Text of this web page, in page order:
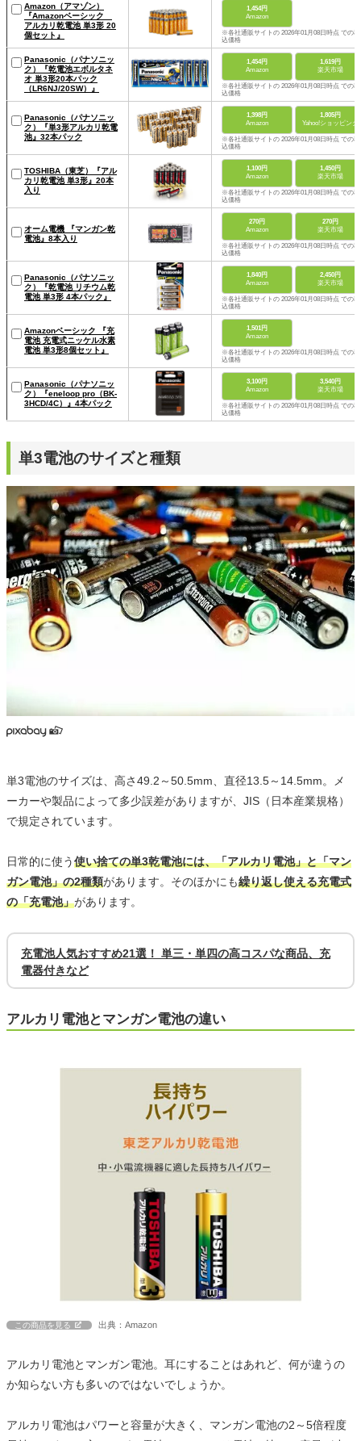
Amazon（アマゾン）
『Amazonベーシック
アルカリ乾電池 単3形 20
個セット』
1,454円
Amazon
※各社通販サイトの 2026年01月08日時点 での税
込価格
Panasonic（パナソニッ
ク）『乾電池エボルタネ
オ 単3形20本パック
（LR6NJ/20SW）』
1,454円
Amazon
1,619円
楽天市場
※各社通販サイトの 2026年01月08日時点 での税
込価格
Panasonic（パナソニッ
ク）『単3形アルカリ乾電
池』32本パック
1,398円
Amazon
1,805円
Yahoo!ショッピング
※各社通販サイトの 2026年01月08日時点 での税
込価格
TOSHIBA（東芝）『アル
カリ乾電池 単3形』20本
入り
1,100円
Amazon
1,450円
楽天市場
※各社通販サイトの 2026年01月08日時点 での税
込価格
オーム電機 『マンガン乾
電池』8本入り
270円
Amazon
270円
楽天市場
※各社通販サイトの 2026年01月08日時点 での税
込価格
Panasonic（パナソニッ
ク）『乾電池 リチウム乾
電池 単3形 4本パック』
1,840円
Amazon
2,450円
楽天市場
※各社通販サイトの 2026年01月08日時点 での税
込価格
Amazonベーシック 『充
電池 充電式ニッケル水素
電池 単3形8個セット』
1,501円
Amazon
※各社通販サイトの 2026年01月08日時点 での税
込価格
Panasonic（パナソニッ
ク）『eneloop pro（BK-
3HCD/4C）』4本パック
3,100円
Amazon
3,540円
楽天市場
※各社通販サイトの 2026年01月08日時点 での税
込価格
単3電池のサイズと種類
単3電池のサイズは、高さ49.2～50.5mm、直径13.5～14.5mm。メ
ーカーや製品によって多少誤差がありますが、JIS（日本産業規格）
で規定されています。
日常的に使う使い捨ての単3乾電池には、「アルカリ電池」と「マン
ガン電池」の2種類があります。そのほかにも繰り返し使える充電式
の「充電池」があります。
充電池人気おすすめ21選！ 単三・単四の高コスパな商品、充
電器付きなど
アルカリ電池とマンガン電池の違い
この商品を見る 出典：Amazon
アルカリ電池とマンガン電池。耳にすることはあれど、何が違うの
か知らない方も多いのではないでしょうか。
アルカリ電池はパワーと容量が大きく、マンガン電池の2～5倍程度